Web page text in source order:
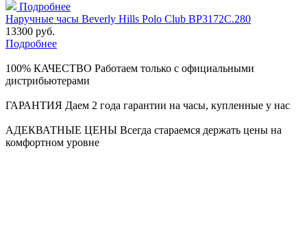
Подробнее
Наручные часы Beverly Hills Polo Club BP3172C.280
13300 руб.
Подробнее
100% КАЧЕСТВО Работаем только с официальными
дистрибьютерами
ГАРАНТИЯ Даем 2 года гарантии на часы, купленные у нас
АДЕКВАТНЫЕ ЦЕНЫ Всегда стараемся держать цены на
комфортном уровне